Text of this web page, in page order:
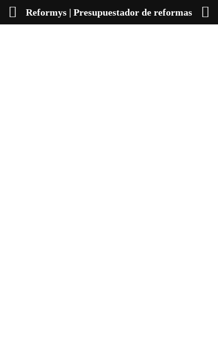
Reformys | Presupuestador de reformas